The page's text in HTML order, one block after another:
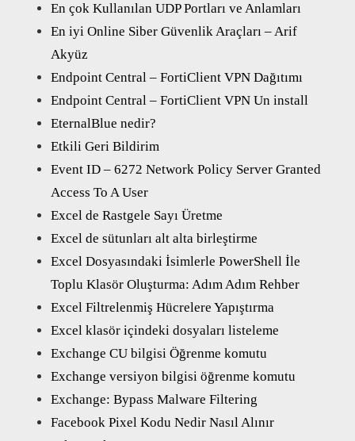
En çok Kullanılan UDP Portları ve Anlamları
En iyi Online Siber Güvenlik Araçları – Arif
Akyüz
Endpoint Central – FortiClient VPN Dağıtımı
Endpoint Central – FortiClient VPN Un install
EternalBlue nedir?
Etkili Geri Bildirim
Event ID – 6272 Network Policy Server Granted
Access To A User
Excel de Rastgele Sayı Üretme
Excel de sütunları alt alta birleştirme
Excel Dosyasındaki İsimlerle PowerShell İle
Toplu Klasör Oluşturma: Adım Adım Rehber
Excel Filtrelenmiş Hücrelere Yapıştırma
Excel klasör içindeki dosyaları listeleme
Exchange CU bilgisi Öğrenme komutu
Exchange versiyon bilgisi öğrenme komutu
Exchange: Bypass Malware Filtering
Facebook Pixel Kodu Nedir Nasıl Alınır